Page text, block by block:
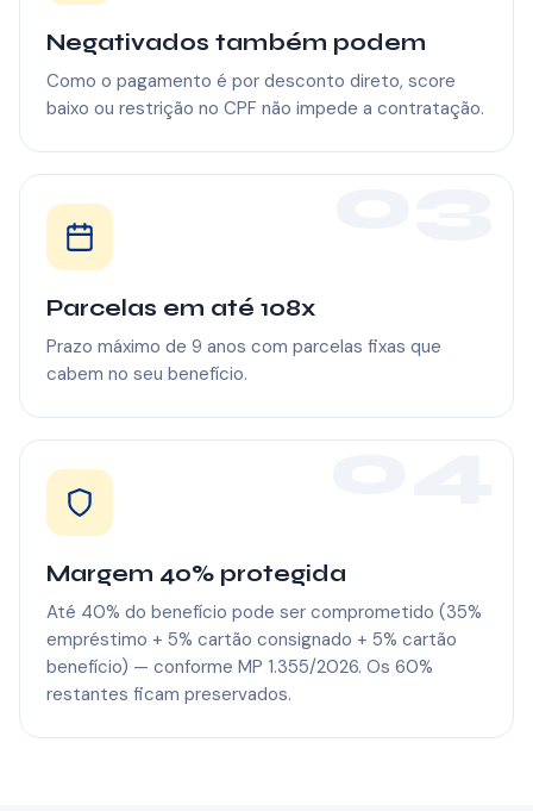
Negativados também podem
Como o pagamento é por desconto direto, score
baixo ou restrição no CPF não impede a contratação.
03
Parcelas em até 108x
Prazo máximo de 9 anos com parcelas fixas que
cabem no seu benefício.
04
Margem 40% protegida
Até 40% do benefício pode ser comprometido (35%
empréstimo + 5% cartão consignado + 5% cartão
benefício) — conforme MP 1.355/2026. Os 60%
restantes ficam preservados.